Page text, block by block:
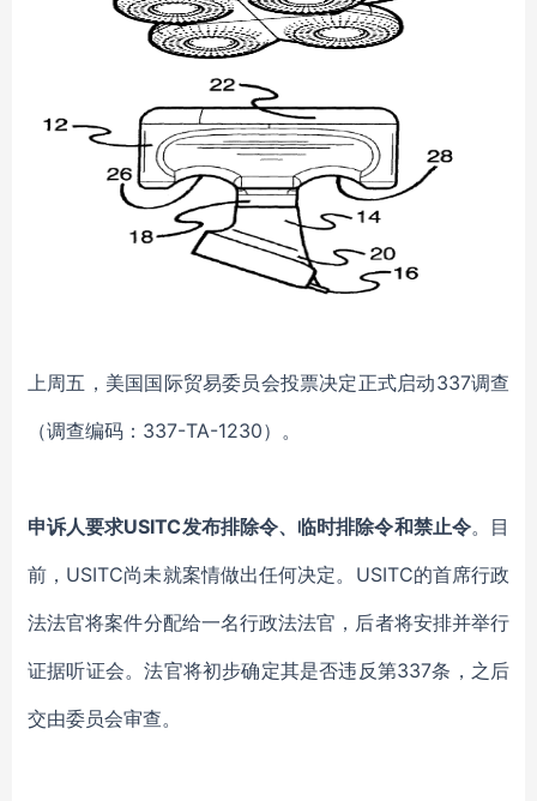
上周五，美国国际贸易委员会投票决定正式启动337调查
（调查编码：337-TA-1230）。
申诉人要求USITC发布排除令、临时排除令和禁止令。目
前 ，USITC尚未就案情做出任何决定。 USITC的首席行政
法法官将案件分配给一名行政法法官，后者将安排并举行
证据听证会。法官将初步确定其是否违反第337条 ， 之后
交由委员会审查。